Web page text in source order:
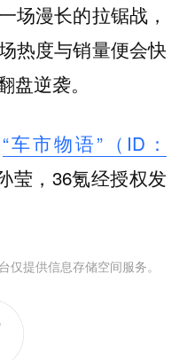
场漫长的拉锯战，
热度与销量便会快
逆袭。
“车市物语”（ID：
莹，36氪经授权发
提供信息存储空间服务。